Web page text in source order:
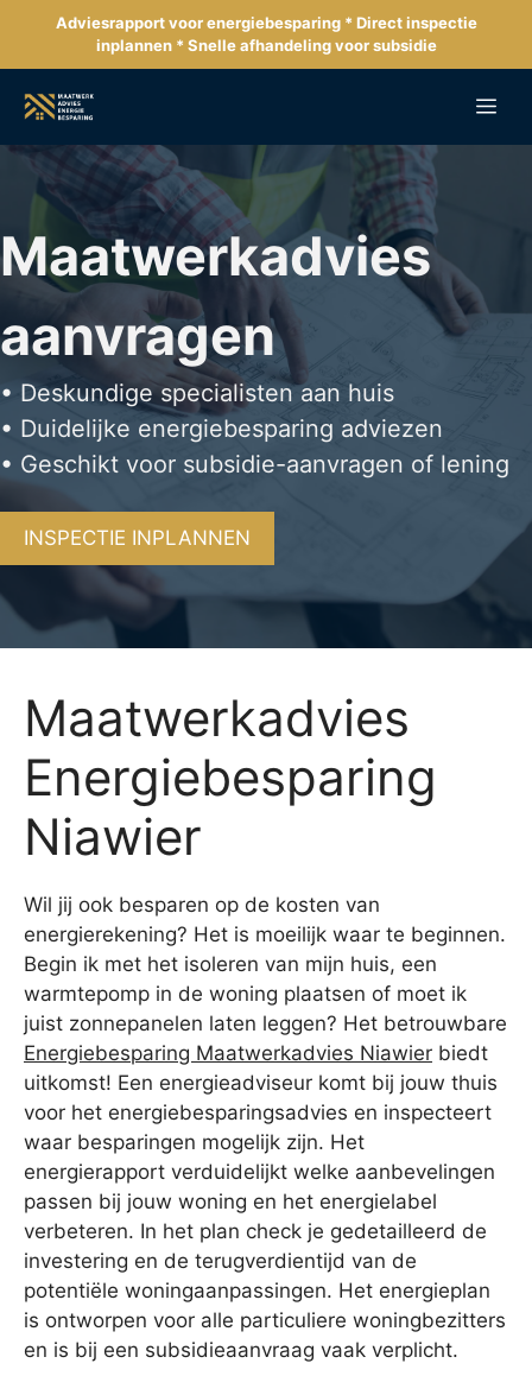
de
inhoud
Adviesrapport voor energiebesparing * Direct inspectie
inplannen * Snelle afhandeling voor subsidie
Maatwerkadvies
aanvragen
• Deskundige specialisten aan huis
• Duidelijke energiebesparing adviezen
• Geschikt voor subsidie-aanvragen of lening
INSPECTIE INPLANNEN
Maatwerkadvies
Energiebesparing
Niawier
Wil jij ook besparen op de kosten van
energierekening? Het is moeilijk waar te beginnen.
Begin ik met het isoleren van mijn huis, een
warmtepomp in de woning plaatsen of moet ik
juist zonnepanelen laten leggen? Het betrouwbare
Energiebesparing Maatwerkadvies Niawier biedt
uitkomst! Een energieadviseur komt bij jouw thuis
voor het energiebesparingsadvies en inspecteert
waar besparingen mogelijk zijn. Het
energierapport verduidelijkt welke aanbevelingen
passen bij jouw woning en het energielabel
verbeteren. In het plan check je gedetailleerd de
investering en de terugverdientijd van de
potentiële woningaanpassingen. Het energieplan
is ontworpen voor alle particuliere woningbezitters
en is bij een subsidieaanvraag vaak verplicht.